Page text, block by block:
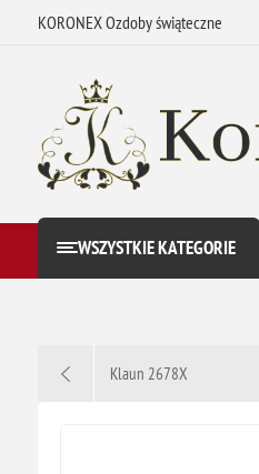
KORONEX Ozdoby świąteczne
WSZYSTKIE KATEGORIE
Klaun 2678X